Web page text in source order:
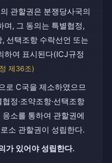
관할권은 분쟁당사국의
며, 그 동의는 특별협정,
선택조항 수락선언 또는
하여 표시된다(ICJ규정
제36조)
로 C국을 제소하였으므
정·조약조항·선택조항
소를 통하여 관할권에
소 관할권이 성립한다.
가 있어야 성립한다.